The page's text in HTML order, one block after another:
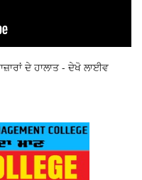
ਦੇ ਹਾਲਾਤ - ਦੇਖੋ ਲਾਈਵ